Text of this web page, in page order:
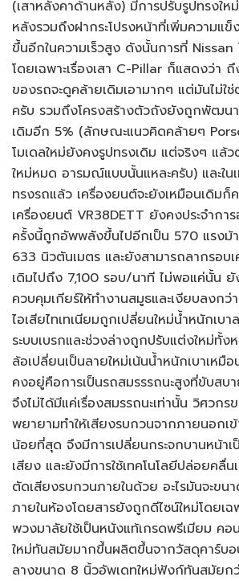
(เสาหลังคาด้านหลัง) มีการปรับรูปทรงใ
หลังรวมถึงฝากระโปรงหน้าที่เพิ่มความแ
ขึ้นอีกในความเร็วสูง ดังนั้นการที่
โดยเฉพาะเรื่องเสา C-Pillar ก็แสดงว่า
ของรถจะดูคล้ายเดิมเอามากๆ แต่มันไม่ใ
ครับ รวมถึงโครงสร้างตัวถังยังถูกพัฒน
เดิมอีก 5% (ลักษณะแนวคิดคล้ายๆ
โมเดลใหม่ยังคงรูปทรงเดิม แต่จริงๆ แล้
ใหม่หมด อารมณ์แบบนั้นแหละครับ) และใน
ทรงรถแล้ว เครื่องยนต์จะยังเหมือนเดิมก็
เครื่องยนต์ VR38DETT ยังคงประจำกา
ครั้งนี้ถูกอัพพลังขึ้นไปอีกเป็น 570 แรงม้
633 นิวตันเมตร และยังสามารถลากรอบ
เดิมไปถึง 7,100 รอบ/นาที ไม่พอแค่นั้น ยั
ควบคุมเกียร์ให้ทำงานสมูธและเงียบลงก
ไอเสียไทเทเนียมถูกเปลี่ยนใหม่น้ำหนักเบา
ระบบเบรกและช่วงล่างถูกปรับแต่งใหม่ทั้ง
ล้อเปลี่ยนเป็นลายใหม่เน้นน้ำหนักเบาเหมื
คงอยู่คือการเป็นรถสมรรรถนะสูงที่ขับสบ
จึงไม่ได้มีแค่เรื่องสมรรถนะเท่านั้น วิศวกร
พยายามทำให้เสียงรบกวนจากภายนอกเ
น้อยที่สุด จึงมีการเปลี่ยนกระจกบานหน้า
เสียง และยังมีการใช้เทคโนโลยีปล่อยคลื่
ตัดเสียงรบกวนภายในด้วย อะไรมันจะข
ภายในห้องโดยสารยังถูกดีไซน์ใหม่โดยเฉ
พวงมาลัยใช้เป็นหนังแท้เกรดพรีเมียม ค
ใหม่ทันสมัยมากขึ้นผลิตขึ้นจากวัสดุคาร์บอ
ลางขนาด 8 นิ้วอัพเดทใหม่ฟังก์ทันสมัยก